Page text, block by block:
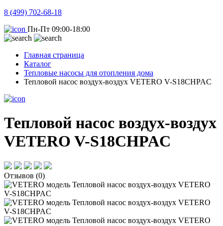
8 (499) 702-68-18
Пн-Пт 09:00-18:00
Главная страница
Каталог
Тепловые насосы для отопления дома
Тепловой насос воздух-воздух VETERO V-S18CHPAC
Тепловой насос воздух-воздух
VETERO V-S18CHPAC
Отзывов (0)